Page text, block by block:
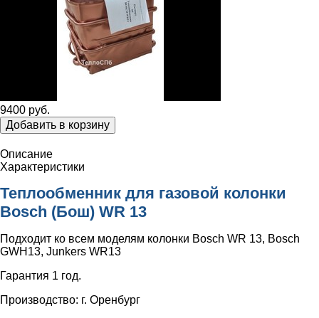
9400 руб.
Добавить в корзину
Описание
Характеристики
Теплообменник для газовой колонки
Bosch (Бош) WR 13
Подходит ко всем моделям колонки Bosch WR 13, Bosch
GWH13, Junkers WR13
Гарантия 1 год.
Производство: г. Оренбург